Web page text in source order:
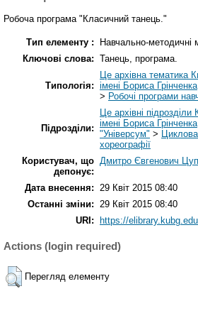
Робоча програма "Класичний танець."
Тип елементу :
Навчально-методичні
Ключові слова: Танець, програма.
Типологія:
Це архівна тематика
імені Бориса Грінченка
> Робочі програми
Підрозділи:
Це архівні підрозділи
імені Бориса Грінченка
"Універсум" > Циклова
хореографії
Користувач, що
депонує:
Дмитро Євгенович
Дата внесення: 29 Квіт 2015 08:40
Останні зміни: 29 Квіт 2015 08:40
URI:
https://
Actions (login required)
Перегляд елементу